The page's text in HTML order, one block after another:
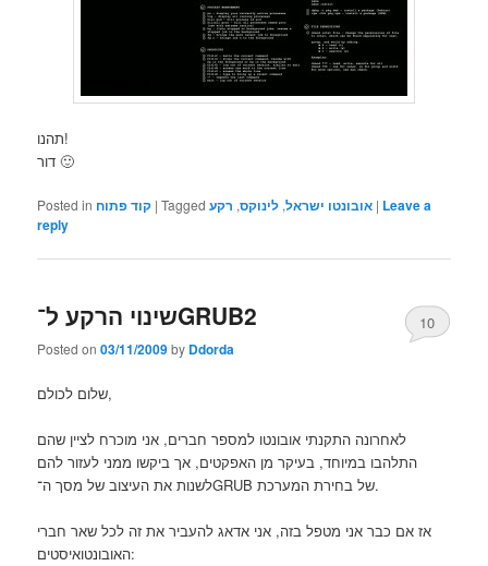
תהנו!
דור 🙂
Posted in קוד פתוח |Tagged אובונטו ישראל, לינוקס, רקע | Leave a
reply
שינוי הרקע ל־GRUB2
Posted on03/11/2009by Ddorda
10
שלום לכולם,
לאחרונה התקנתי אובונטו למספר חברים, אני מוכרח לציין שהם
התלהבו במיוחד, בעיקר מן האפקטים, אך ביקשו ממני לעזור להם
לשנות את העיצוב של מסך ה־GRUB של בחירת המערכת.
אז אם כבר אני מטפל בזה, אני אדאג להעביר את זה לכל שאר חברי
האובונטואיסטים: